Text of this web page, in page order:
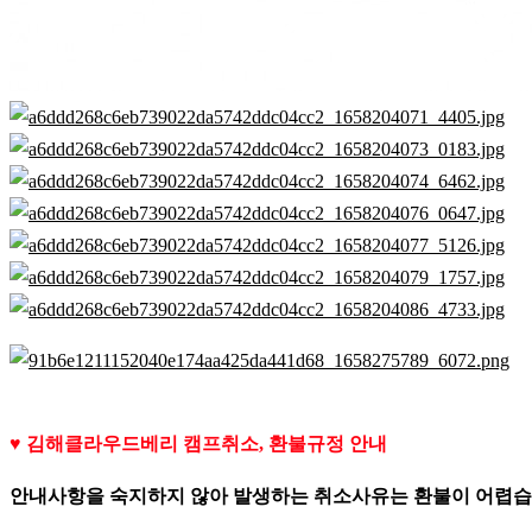
♥ 김해클라우드베리 캠프취소, 환불규정 안내
안내사항을 숙지하지 않아 발생하는 취소사유는 환불이 어렵